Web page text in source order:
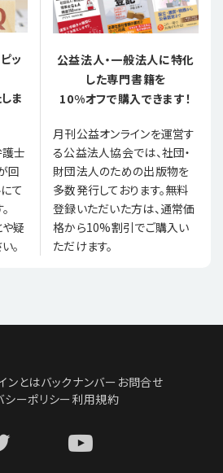
ッ
ま
士
回
て
疑
。
公益法人・一般法人に特化
した専門書籍を
10%オフで購入できます！
月刊公益オンラインを運営す
る公益法人協会では、社団・
財団法人のための出版物を
多数発行しております。無料
登録いただいた方は、通常価
格から10%割引でご購入い
ただけます。
ンとはバックナンバー お問合せ
シーポリシー利用規約